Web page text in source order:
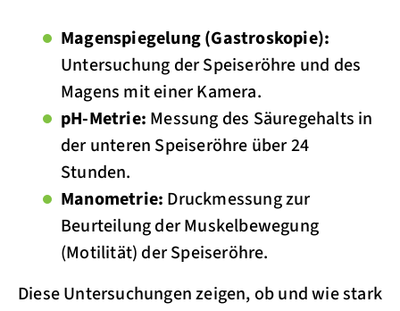
Magenspiegelung (Gastroskopie):
Untersuchung der Speiseröhre und des
Magens mit einer Kamera.
pH-Metrie: Messung des Säuregehalts in
der unteren Speiseröhre über 24
Stunden.
Manometrie: Druckmessung zur
Beurteilung der Muskelbewegung
(Motilität) der Speiseröhre.
Diese Untersuchungen zeigen, ob und wie stark